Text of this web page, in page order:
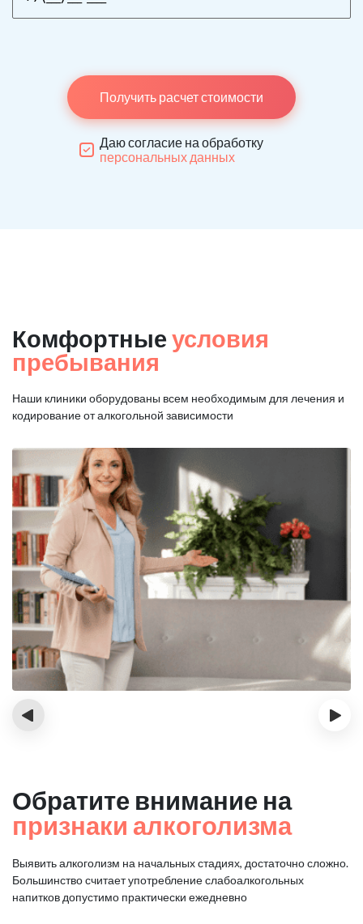
Получить расчет стоимости
Даю согласие на обработку
персональных данных
Комфортные условия
пребывания
Наши клиники оборудованы всем необходимым для лечения и
кодирование от алкогольной зависимости
‹ ›
Обратите внимание на
признаки алкоголизма
Выявить алкоголизм на начальных стадиях, достаточно сложно.
Большинство считает употребление слабоалкогольных
напитков допустимо практически ежедневно